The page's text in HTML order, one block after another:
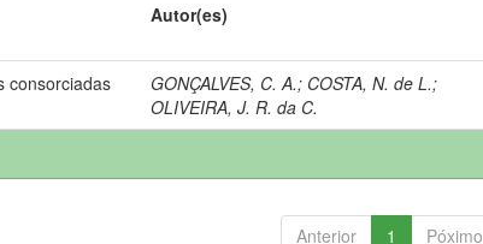
Autor(es)
consorciadas
GONÇALVES, C. A.; COSTA, N. de L.;
OLIVEIRA, J. R. da C.
Anterior 1 Póximo